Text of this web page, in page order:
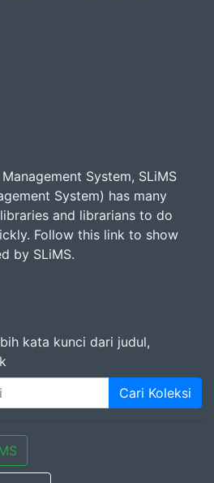
System, SLiMS
System) has many
and librarians to do
Follow this link to show
by SLiMS.
kata kunci dari judul,
Cari Koleksi